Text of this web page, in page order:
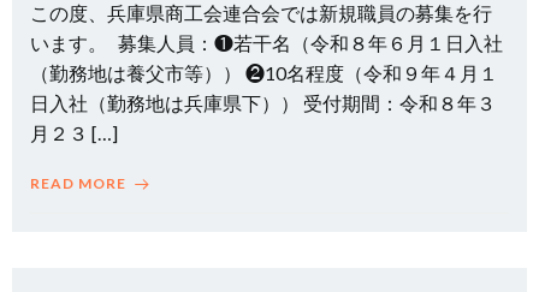
この度、兵庫県商工会連合会では新規職員の募集を行
います。 募集人員：❶若干名（令和８年６月１日入社
（勤務地は養父市等）） ❷10名程度（令和９年４月１
日入社（勤務地は兵庫県下）） 受付期間：令和８年３
月２３ […]
READ MORE